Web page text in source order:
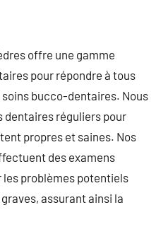
offre une gamme
pour répondre à tous
bucco-dentaires. Nous
dentaires réguliers pour
propres et saines. Nos
des examens
problèmes potentiels
assurant ainsi la